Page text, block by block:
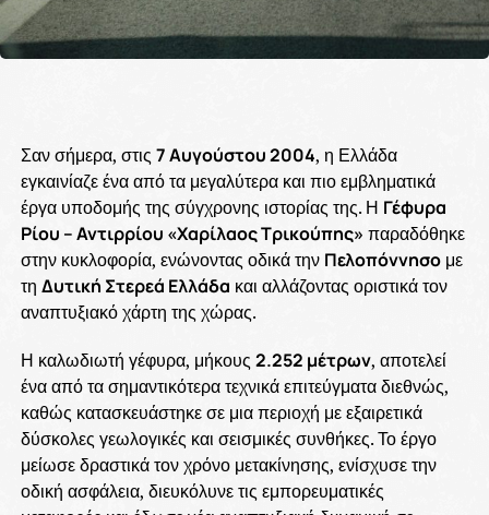
Σαν σήμερα, στις 7 Αυγούστου 2004, η Ελλάδα
εγκαινίαζε ένα από τα μεγαλύτερα και πιο εμβληματικά
έργα υποδομής της σύγχρονης ιστορίας της. Η Γέφυρα
Ρίου – Αντιρρίου «Χαρίλαος Τρικούπης» παραδόθηκε
στην κυκλοφορία, ενώνοντας οδικά την Πελοπόννησομε
τη Δυτική Στερεά Ελλάδα και αλλάζοντας οριστικά τον
αναπτυξιακό χάρτη της χώρας.
Η καλωδιωτή γέφυρα, μήκους 2.252 μέτρων, αποτελεί
ένα από τα σημαντικότερα τεχνικά επιτεύγματα διεθνώς,
καθώς κατασκευάστηκε σε μια περιοχή με εξαιρετικά
δύσκολες γεωλογικές και σεισμικές συνθήκες. Το έργο
μείωσε δραστικά τον χρόνο μετακίνησης, ενίσχυσε την
οδική ασφάλεια, διευκόλυνε τις εμπορευματικές